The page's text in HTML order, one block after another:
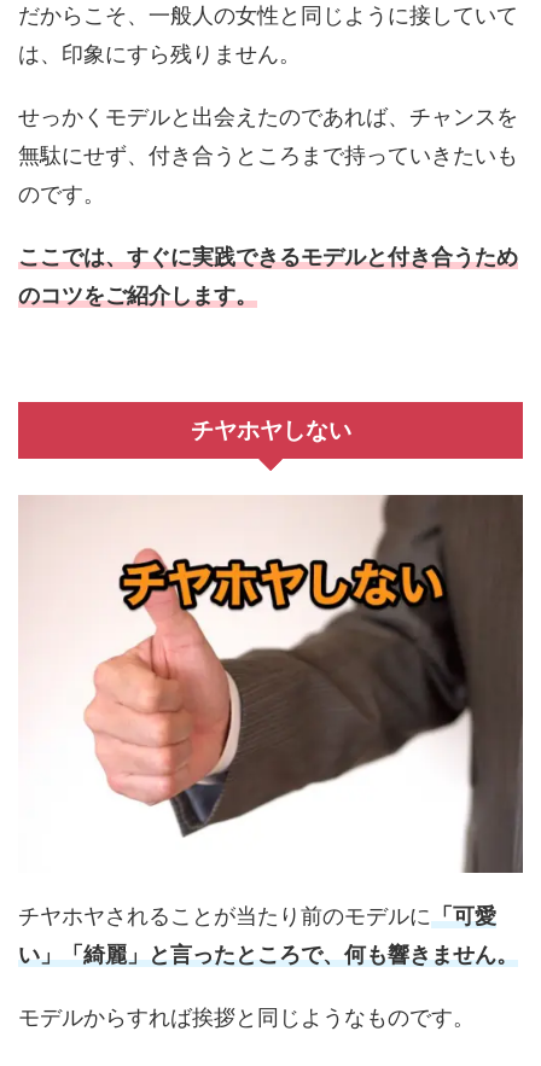
だからこそ、一般人の女性と同じように接していて
は、印象にすら残りません。
せっかくモデルと出会えたのであれば、チャンスを
無駄にせず、付き合うところまで持っていきたいも
のです。
ここでは、すぐに実践できるモデルと付き合うため
のコツをご紹介します。
チヤホヤしない
チヤホヤされることが当たり前のモデルに「可愛
い」「綺麗」と言ったところで、何も響きません。
モデルからすれば挨拶と同じようなものです。